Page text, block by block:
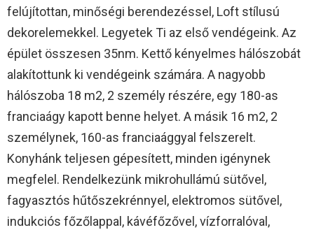
felújítottan, minőségi berendezéssel, Loft stílusú
dekorelemekkel. Legyetek Ti az első vendégeink. Az
épület összesen 35nm. Kettő kényelmes hálószobát
alakítottunk ki vendégeink számára. A nagyobb
hálószoba 18 m2, 2 személy részére, egy 180-as
franciaágy kapott benne helyet. A másik 16 m2, 2
személynek, 160-as franciaággyal felszerelt.
Konyhánk teljesen gépesített, minden igénynek
megfelel. Rendelkezünk mikrohullámú sütővel,
fagyasztós hűtőszekrénnyel, elektromos sütővel,
indukciós főzőlappal, kávéfőzővel, vízforralóval,